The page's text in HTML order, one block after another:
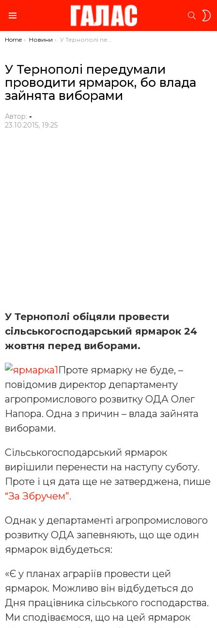
You are here:
Home Новини У Тернополі передумали проводити ярмарок, бо влада зайнята виборами
У Тернополі передумали
проводити ярмарок, бо влада
зайнята виборами
Автор: -
23.10.2015, 19:25
У Тернополі обіцяли провести
сільськогосподарський ярмарок 24
жовтня перед виборами.
Проте ярмарку не буде, –
повідомив директор департаменту
агропромислового розвитку ОДА Олег
Напора. Одна з причин – влада зайнята
виборами.
Сільськогосподарський ярмарок
вирішили перенести на наступу суботу.
Проте і ця дата ще не затверджена, пише
“За Збручем”.
Однак у департаменті агропромислового
розвитку ОДА запевняють, що ще один
ярмарок відбудеться:
«Є у планах аграріїв провести цей
ярмарок. Можливо він відбудеться до
Дня працівника сільського господарства.
Ми сподіваємося, що на цей ярмарок